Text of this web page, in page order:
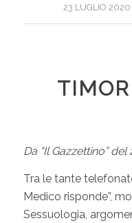
23 LUGLIO 2020
/
Da “Il Gazzettino”
Tra le tante
Medico risponde”,
Sessuologia,